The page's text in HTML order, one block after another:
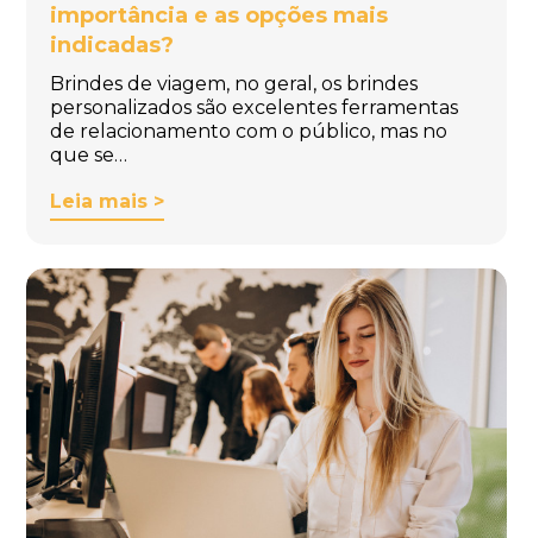
importância e as opções mais
indicadas?
Brindes de viagem, no geral, os brindes
personalizados são excelentes ferramentas
de relacionamento com o público, mas no
que se…
Leia mais >